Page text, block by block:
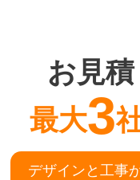
お見
最大3
デザインと工事